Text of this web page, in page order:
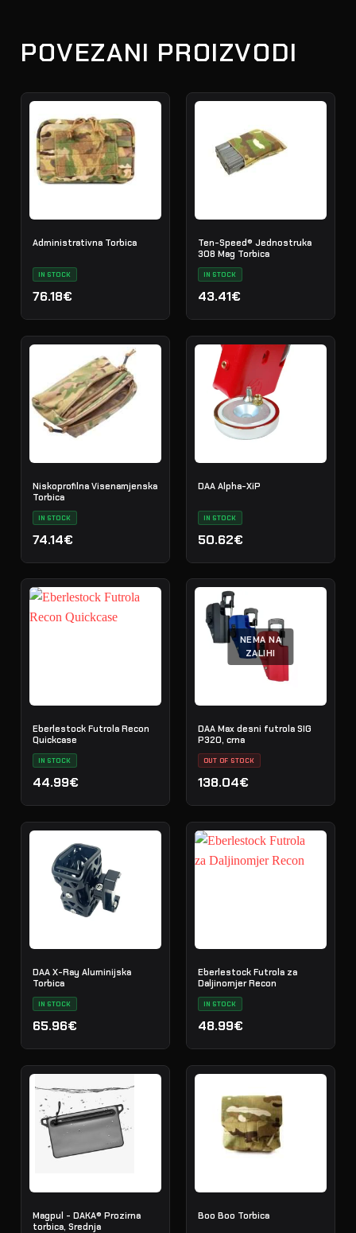
POVEZANI PROIZVODI
Administrativna Torbica
IN STOCK
76.18€
Ten-Speed® Jednostruka
308 Mag Torbica
IN STOCK
43.41€
Niskoprofilna Visenamjenska
Torbica
IN STOCK
74.14€
DAA Alpha-XiP
IN STOCK
50.62€
Eberlestock Futrola Recon
Quickcase
IN STOCK
44.99€
NEMA NA
ZALIHI
DAA Max desni futrola SIG
P320, crna
OUT OF STOCK
138.04€
DAA X-Ray Aluminijska
Torbica
IN STOCK
65.96€
Eberlestock Futrola za
Daljinomjer Recon
IN STOCK
48.99€
Magpul - DAKA® Prozirna
torbica, Srednja
Boo Boo Torbica